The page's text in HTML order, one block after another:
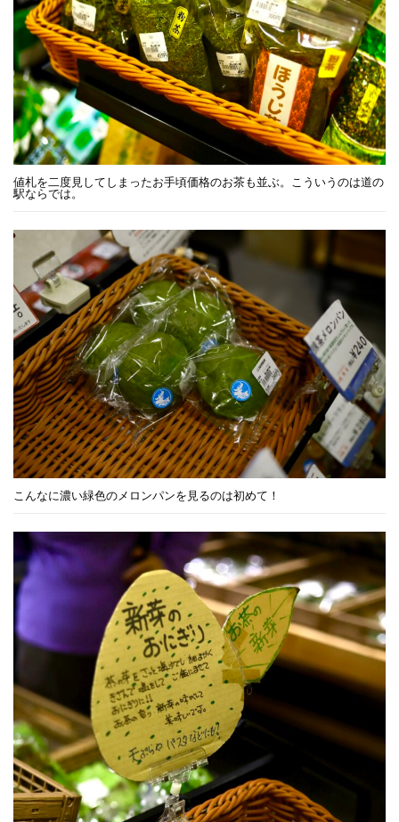
値札を二度見してしまったお手頃価格のお茶も並ぶ。こういうのは道の
駅ならでは。
こんなに濃い緑色のメロンパンを見るのは初めて！